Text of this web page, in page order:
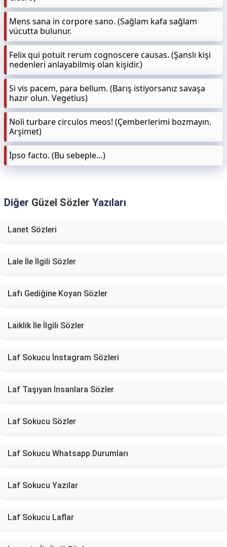
Mens sana in corpore sano. (Sağlam kafa sağlam
vücutta bulunur.
Felix qui potuit rerum cognoscere causas. (Şanslı kişi
nedenleri anlayabilmiş olan kişidir.)
Si vis pacem, para bellum. (Barış istiyorsanız savaşa
hazır olun. Vegetius)
Noli turbare circulos meos! (Çemberlerimi bozmayın.
Arşimet)
İpso facto. (Bu sebeple…)
Diğer Güzel Sözler Yazıları
Lanet Sözleri
Lale İle İlgili Sözler
Lafı Gediğine Koyan Sözler
Laiklik İle İlgili Sözler
Laf Sokucu İnstagram Sözleri
Laf Taşıyan İnsanlara Sözler
Laf Sokucu Sözler
Laf Sokucu Whatsapp Durumları
Laf Sokucu Yazılar
Laf Sokucu Laflar